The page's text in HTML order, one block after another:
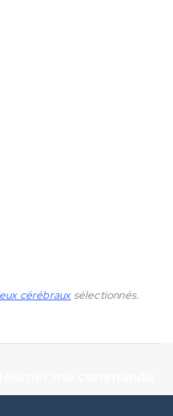
cérébrauxsélectionnés.